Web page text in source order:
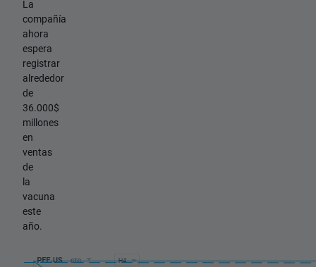
La
compañía
ahora
espera
registrar
alrededor
de
36.000$
millones
en
ventas
de
la
vacuna
este
año.